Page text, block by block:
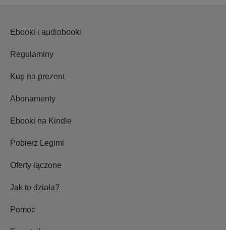
Ebooki i audiobooki
Regulaminy
Kup na prezent
Abonamenty
Ebooki na Kindle
Pobierz Legimi
Oferty łączone
Jak to działa?
Pomoc